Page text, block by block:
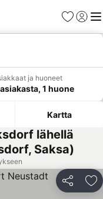
Suosikit
ja huoneet
1 huone
Kartta
lähellä
Saksa)
Jaa